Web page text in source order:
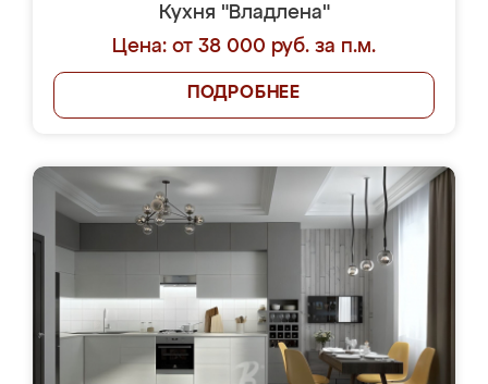
Кухня "Владлена"
Цена: от 38 000 руб. за п.м.
ПОДРОБНЕЕ